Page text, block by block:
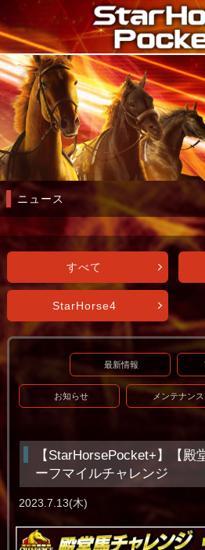
ニュース
すべて
StarHorse4
最新情報
お知らせ メンテナンス
【StarHorsePocket+】【殿
ーフマイルチャレンジ
2023.7.13(木)